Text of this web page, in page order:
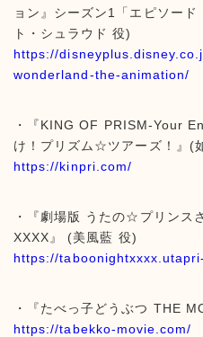
ョン』シーズン1「エピソー
ト・シュラウド 役)
https://
wonderland-the-animation/
・『KING OF PRISM-Your
け！プリズム☆ツアーズ！』(
https://kinpri.com/
・『劇場版 うたの☆プリンス
XXXX』 (美風藍 役)
https://
・『たべっ子どうぶつ THE
https://tabekko-movie.com/